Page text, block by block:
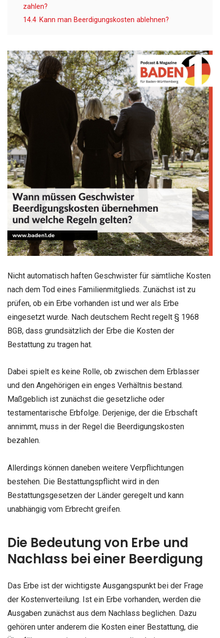
zahlen?
14.4 Kann man Beerdigungskosten ablehnen?
Nicht automatisch haften Geschwister für sämtliche Kosten
nach dem Tod eines Familienmitglieds. Zunächst ist zu
prüfen, ob ein Erbe vorhanden ist und wer als Erbe
eingesetzt wurde. Nach deutschem Recht regelt § 1968
BGB, dass grundsätzlich der Erbe die Kosten der
Bestattung zu tragen hat.
Dabei spielt es keine Rolle, ob zwischen dem Erblasser
und den Angehörigen ein enges Verhältnis bestand.
Maßgeblich ist zunächst die gesetzliche oder
testamentarische Erbfolge. Derjenige, der die Erbschaft
annimmt, muss in der Regel die Beerdigungskosten
bezahlen.
Allerdings können daneben weitere Verpflichtungen
bestehen. Die Bestattungspflicht wird in den
Bestattungsgesetzen der Länder geregelt und kann
unabhängig vom Erbrecht greifen.
Die Bedeutung von Erbe und
Nachlass bei einer Beerdigung
Das Erbe ist der wichtigste Ausgangspunkt bei der Frage
der Kostenverteilung. Ist ein Erbe vorhanden, werden die
Ausgaben zunächst aus dem Nachlass beglichen. Dazu
gehören unter anderem die Kosten einer Bestattung, die